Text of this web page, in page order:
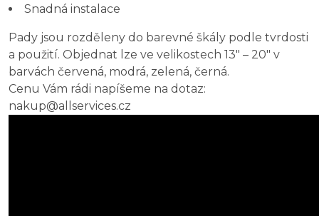
Snadná instalace
Pady jsou rozděleny do barevné škály podle tvrdosti
a použití. Objednat lze ve velikostech 13" – 20" v
barvách červená, modrá, zelená, černá.
Cenu Vám rádi napíšeme na dotaz:
nakup@allservices.cz